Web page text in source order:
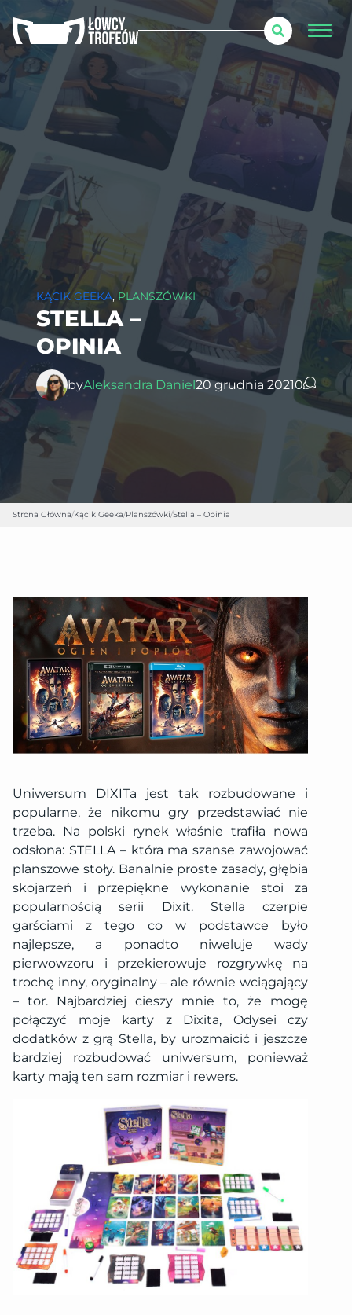
KĄCIK GEEKA, PLANSZÓWKI
STELLA –
OPINIA
byAleksandra Daniel20 grudnia 20210
Strona Główna/Kącik Geeka/Planszówki/Stella – Opinia
Uniwersum DIXITa jest tak rozbudowane i
popularne, że nikomu gry przedstawiać nie
trzeba. Na polski rynek właśnie trafiła nowa
odsłona: STELLA – która ma szanse zawojować
planszowe stoły. Banalnie proste zasady, głębia
skojarzeń i przepiękne wykonanie stoi za
popularnością serii Dixit. Stella czerpie
garściami z tego co w podstawce było
najlepsze, a ponadto niweluje wady
pierwowzoru i przekierowuje rozgrywkę na
trochę inny, oryginalny – ale równie wciągający
– tor. Najbardziej cieszy mnie to, że mogę
połączyć moje karty z Dixita, Odysei czy
dodatków z grą Stella, by urozmaicić i jeszcze
bardziej rozbudować uniwersum, ponieważ
karty mają ten sam rozmiar i rewers.